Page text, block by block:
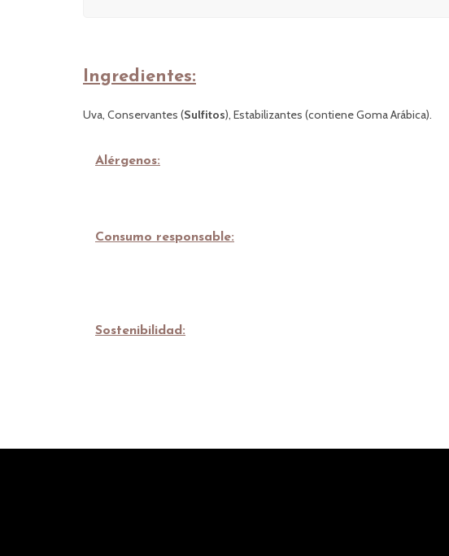
Ingredientes:
Uva, Conservantes (Sulfitos), Estabilizantes (contiene Goma Arábica).
Alérgenos:
Consumo responsable:
Sostenibilidad: